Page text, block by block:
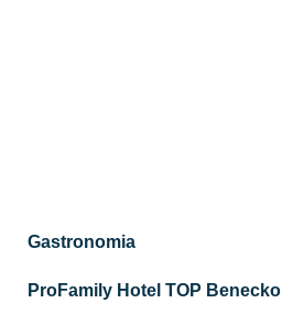
Gastronomia
ProFamily Hotel TOP Benecko